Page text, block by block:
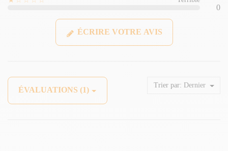
0
ÉCRIRE VOTRE AVIS
ÉVALUATIONS (1)
Trier par: Dernier